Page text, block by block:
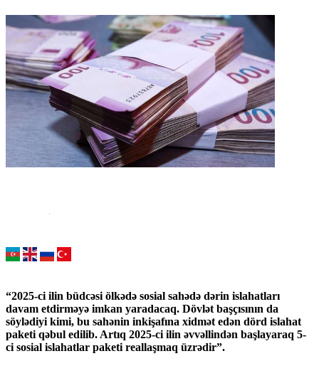
“2025-ci ilin büdcəsi ölkədə sosial sahədə dərin islahatları
davam etdirməyə imkan yaradacaq. Dövlət başçısının da
söylədiyi kimi, bu sahənin inkişafına xidmət edən dörd islahat
paketi qəbul edilib. Artıq 2025-ci ilin əvvəllindən başlayaraq 5-
ci sosial islahatlar paketi reallaşmaq üzrədir”.